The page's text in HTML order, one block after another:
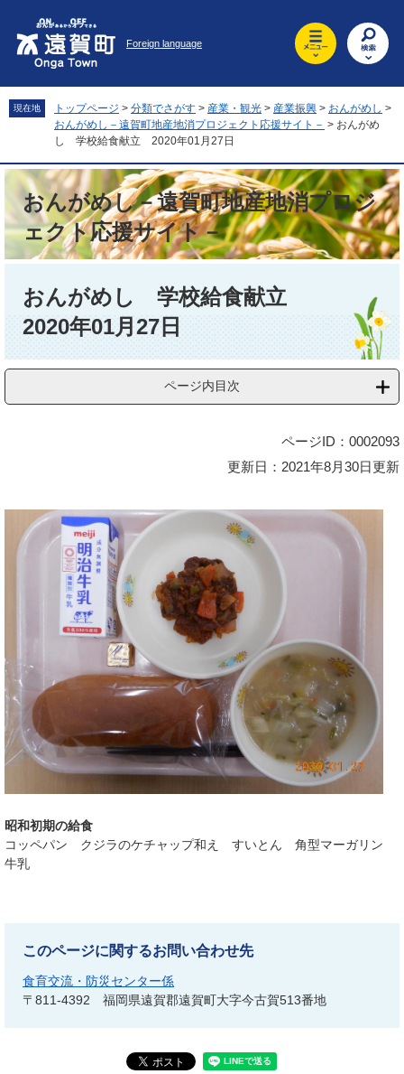
先
頭
。
を
飛
て
へ
Foreign language
現在地 トップページ > 分類でさがす > 産業・観光 > 産業振興 > おんがめし >
おんがめし－遠賀町地産地消プロジェクト応援サイト－ > おんがめ
し 学校給食献立 2020年01月27日
おんがめし－遠賀町地産地消プロジ
ェクト応援サイト－
おんがめし 学校給食献立
2020年01月27日
ページ内目次
ページID：0002093
更新日：2021年8月30日更新
昭和初期の給食
コッペパン クジラのケチャップ和え すいとん 角型マーガリン
牛乳
このページに関するお問い合わせ先
食育交流・防災センター係
〒811-4392
福岡県遠賀郡遠賀町大字今古賀513番地